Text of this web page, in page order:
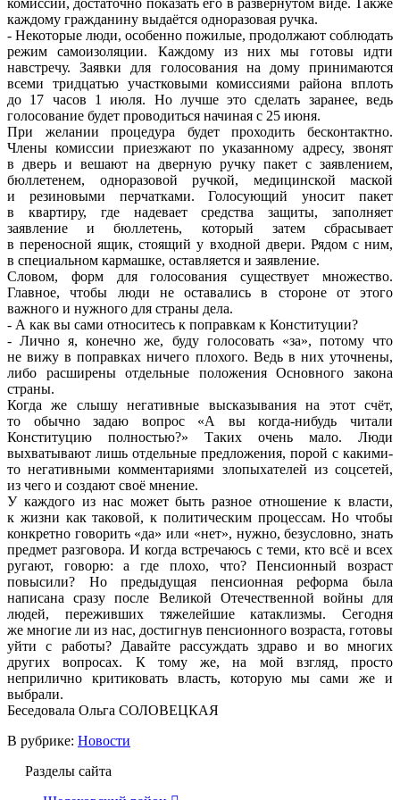
каждому гражданину выдаётся одноразовая ручка.
- Некоторые люди, особенно пожилые, продолжают соблюдать
режим самоизоляции. Каждому из них мы готовы идти
навстречу. Заявки для голосования на дому принимаются
всеми тридцатью участковыми комиссиями района вплоть
до 17 часов 1 июля. Но лучше это сделать заранее, ведь
голосование будет проводиться начиная с 25 июня.
При желании процедура будет проходить бесконтактно.
Члены комиссии приезжают по указанному адресу, звонят
в дверь и вешают на дверную ручку пакет с заявлением,
бюллетенем, одноразовой ручкой, медицинской маской
и резиновыми перчатками. Голосующий уносит пакет
в квартиру, где надевает средства защиты, заполняет
заявление и бюллетень, который затем сбрасывает
в переносной ящик, стоящий у входной двери. Рядом с ним,
в специальном кармашке, оставляется и заявление.
Словом, форм для голосования существует множество.
Главное, чтобы люди не оставались в стороне от этого
важного и нужного для страны дела.
- А как вы сами относитесь к поправкам к Конституции?
- Лично я, конечно же, буду голосовать «за», потому что
не вижу в поправках ничего плохого. Ведь в них уточнены,
либо расширены отдельные положения Основного закона
страны.
Когда же слышу негативные высказывания на этот счёт,
то обычно задаю вопрос «А вы когда-нибудь читали
Конституцию полностью?» Таких очень мало. Люди
выхватывают лишь отдельные предложения, порой с какими-
то негативными комментариями злопыхателей из соцсетей,
из чего и создают своё мнение.
У каждого из нас может быть разное отношение к власти,
к жизни как таковой, к политическим процессам. Но чтобы
конкретно говорить «да» или «нет», нужно, безусловно, знать
предмет разговора. И когда встречаюсь с теми, кто всё и всех
ругают, говорю: а где плохо, что? Пенсионный возраст
повысили? Но предыдущая пенсионная реформа была
написана сразу после Великой Отечественной войны для
людей, переживших тяжелейшие катаклизмы. Сегодня
же многие ли из нас, достигнув пенсионного возраста, готовы
уйти с работы? Давайте рассуждать здраво и во многих
других вопросах. К тому же, на мой взгляд, просто
неприлично критиковать власть, которую мы сами же и
выбрали.
Беседовала Ольга СОЛОВЕЦКАЯ
В рубрике: Новости
Разделы сайта